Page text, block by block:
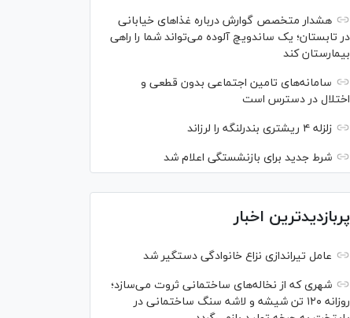
هشدار متخصص گوارش درباره غذا‌های خیابانی
در تابستان؛ یک ساندویچ آلوده می‌تواند شما را راهی
بیمارستان کند
سامانه‌های تامین اجتماعی بدون قطعی و
اختلال در دسترس است
زلزله ۴ ریشتری بندرلنگه را لرزاند
شرط جدید برای بازنشستگی اعلام شد
پربازدیدترین اخبار
عامل تیراندازی نزاع خانوادگی دستگیر شد
شهری که از نخاله‌های ساختمانی ثروت می‌سازد؛
روزانه ۱۲۰ تن شیشه و لاشه سنگ ساختمانی در